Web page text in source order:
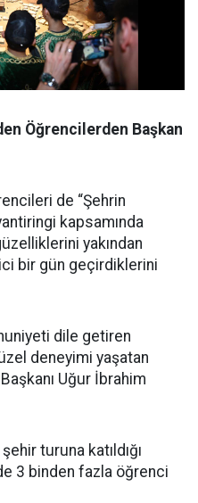
Öğrencilerden Başkan
de “Şehrin
kapsamında
yakından
bir gün geçirdiklerini
dile getiren
deneyimi yaşatan
Uğur İbrahim
turuna katıldığı
3 binden fazla öğrenci